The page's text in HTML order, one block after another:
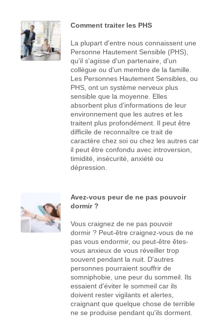
Comment traiter les PHS
La plupart d'entre nous connaissent une
Personne Hautement Sensible (PHS),
qu'il s'agisse d'un partenaire, d'un
collègue ou d'un membre de la famille.
Les Personnes Hautement Sensibles, ou
PHS, ont un système nerveux plus
sensible que la moyenne. Elles
absorbent plus d'informations de leur
environnement que les autres et les
traitent plus profondément. Il peut être
difficile de reconnaître ce trait de
caractère chez soi ou chez les autres car
il peut être confondu avec introversion,
timidité, insécurité, anxiété ou
dépression.
Avez-vous peur de ne pas pouvoir
dormir ?
Vous craignez de ne pas pouvoir
dormir ? Peut-être craignez-vous de ne
pas vous endormir, ou peut-être êtes-
vous anxieux de vous réveiller trop
souvent pendant la nuit. D'autres
personnes pourraient souffrir de
somniphobie, une peur du sommeil. Ils
essaient d'éviter le sommeil car ils
doivent rester vigilants et alertes,
craignant que quelque chose de terrible
ne se produise pendant qu'ils dorment.